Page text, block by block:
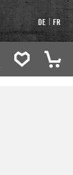
DE | FR